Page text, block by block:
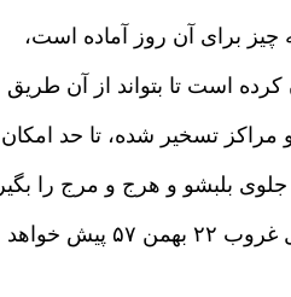
چیز برای آن روز آماده است،
است تا بتواند از آن طریق
مراکز تسخیر شده، تا حد امکان
جلوی بلبشو و هرج و مرج را
یا فکر می کند که جریان کار مثل غروب ۲۲ بهمن ۵۷ پیش خواهد